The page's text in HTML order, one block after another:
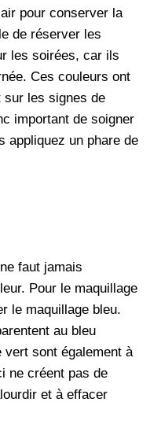
pour conserver la
de réserver les
les soirées, car ils
Ces couleurs ont
sur les signes de
important de soigner
appliquez un phare de
faut jamais
Pour le maquillage
le maquillage bleu.
au bleu
vert sont également à
ne créent pas de
et à effacer